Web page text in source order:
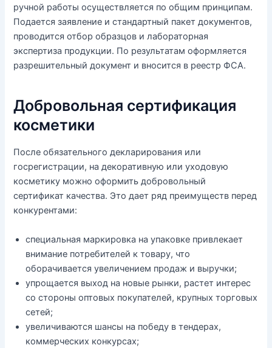
ручной работы осуществляется по общим принципам.
Подается заявление и стандартный пакет документов,
проводится отбор образцов и лабораторная
экспертиза продукции. По результатам оформляется
разрешительный документ и вносится в реестр ФСА.
Добровольная сертификация
косметики
После обязательного декларирования или
госрегистрации, на декоративную или уходовую
косметику можно оформить добровольный
сертификат качества. Это дает ряд преимуществ перед
конкурентами:
специальная маркировка на упаковке привлекает
внимание потребителей к товару, что
оборачивается увеличением продаж и выручки;
упрощается выход на новые рынки, растет интерес
со стороны оптовых покупателей, крупных торговых
сетей;
увеличиваются шансы на победу в тендерах,
коммерческих конкурсах;